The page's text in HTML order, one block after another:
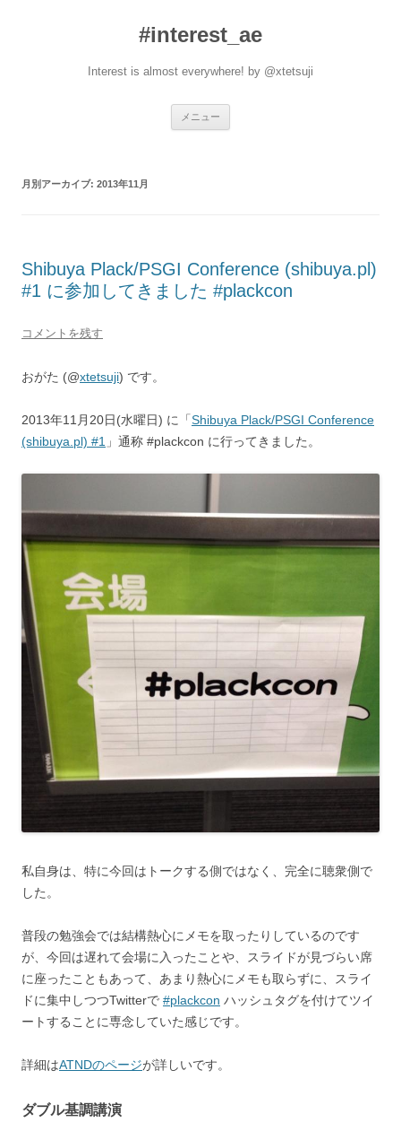
#interest_ae
Interest is almost everywhere! by @xtetsuji
メニュー
月別アーカイブ: 2013年11月
Shibuya Plack/PSGI Conference (shibuya.pl)
#1 に参加してきました #plackcon
コメントを残す
おがた (@xtetsuji) です。
2013年11月20日(水曜日) に「Shibuya Plack/PSGI Conference
(shibuya.pl) #1 」通称 #plackcon に行ってきました。
私自身は、特に今回はトークする側ではなく、完全に聴衆側で
した。
普段の勉強会では結構熱心にメモを取ったりしているのです
が、今回は遅れて会場に入ったことや、スライドが見づらい席
に座ったこともあって、あまり熱心にメモも取らずに、スライ
ドに集中しつつTwitterで #plackcon ハッシュタグを付けてツイ
ートすることに専念していた感じです。
詳細はATNDのページが詳しいです。
ダブル基調講演